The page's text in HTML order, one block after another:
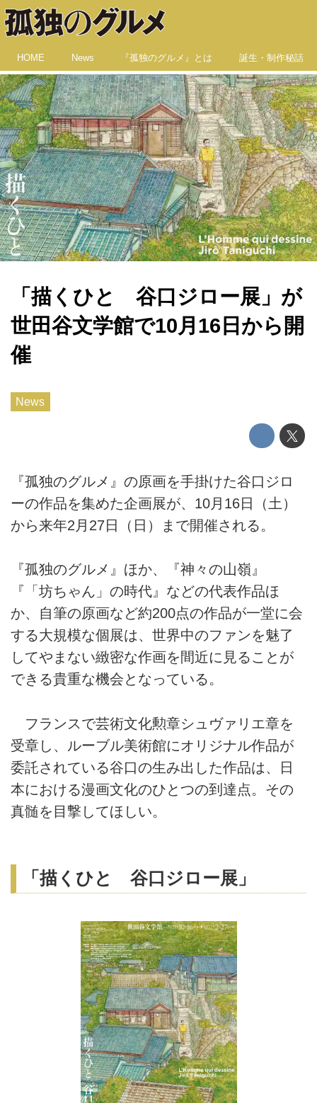
HOME News 『孤独のグルメ』とは 誕生・制作秘話
「描くひと 谷口ジロー展」が
世田谷文学館で10月16日から開
催
News
『孤独のグルメ』の原画を手掛けた谷口ジロ
ーの作品を集めた企画展が、10月16日（土）
から来年2月27日（日）まで開催される。
『孤独のグルメ』ほか、『神々の山嶺』
『「坊ちゃん」の時代』などの代表作品ほ
か、自筆の原画など約200点の作品が一堂に会
する大規模な個展は、世界中のファンを魅了
してやまない緻密な作画を間近に見ることが
できる貴重な機会となっている。
フランスで芸術文化勲章シュヴァリエ章を
受章し、ルーブル美術館にオリジナル作品が
委託されている谷口の生み出した作品は、日
本における漫画文化のひとつの到達点。その
真髄を目撃してほしい。
「描くひと 谷口ジロー展」